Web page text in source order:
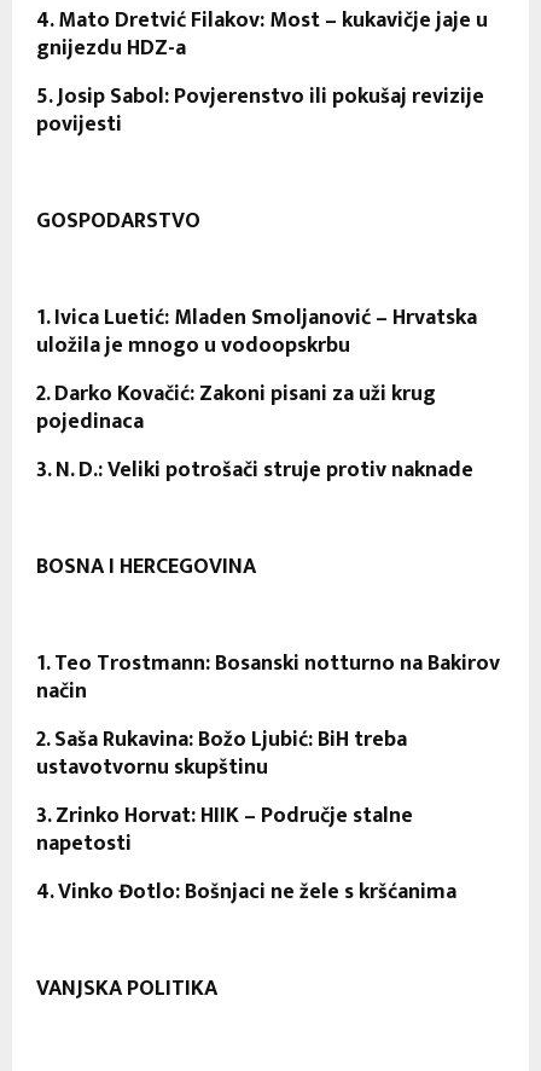
4. Mato Dretvić Filakov: Most – kukavičje jaje u
gnijezdu HDZ-a
5. Josip Sabol: Povjerenstvo ili pokušaj revizije
povijesti
GOSPODARSTVO
1. Ivica Luetić: Mladen Smoljanović – Hrvatska
uložila je mnogo u vodoopskrbu
2. Darko Kovačić: Zakoni pisani za uži krug
pojedinaca
3. N. D.: Veliki potrošači struje protiv naknade
BOSNA I HERCEGOVINA
1. Teo Trostmann: Bosanski notturno na Bakirov
način
2. Saša Rukavina: Božo Ljubić: BiH treba
ustavotvornu skupštinu
3. Zrinko Horvat: HIIK – Područje stalne
napetosti
4. Vinko Đotlo: Bošnjaci ne žele s kršćanima
VANJSKA POLITIKA